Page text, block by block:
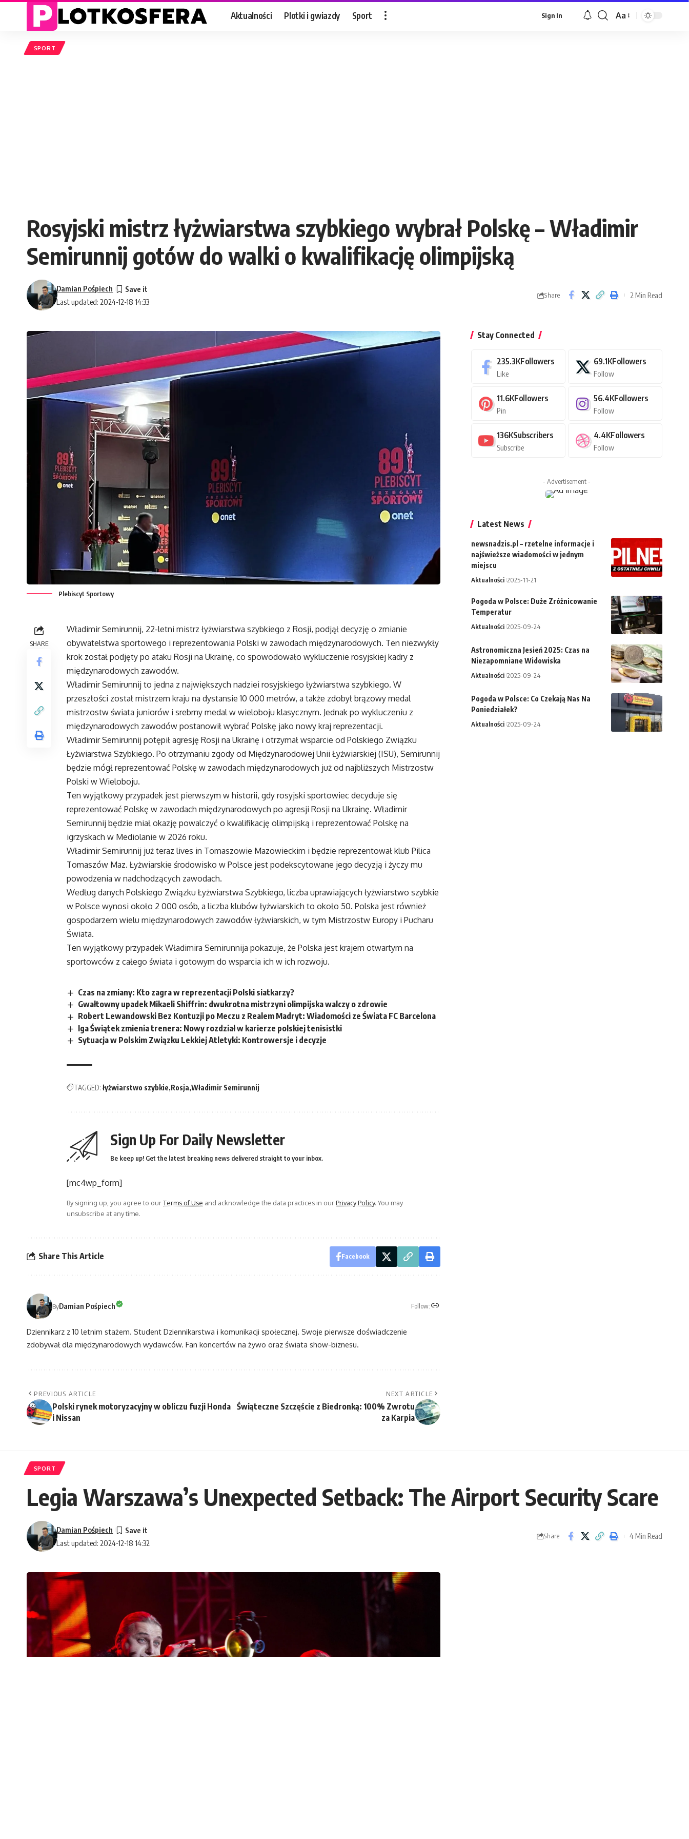
Aktualności Plotki i gwiazdy Sport Sign In
Font
Aa
SPORT
Rosyjski mistrz łyżwiarstwa szybkiego wybrał Polskę – Władimir
Semirunnij gotów do walki o kwalifikację olimpijską
Last updated: 2024-12-18 14:33
Damian Pośpiech
Share 2 Min Read
Plebiscyt Sportowy
SHARE
Władimir Semirunnij, 22-letni mistrz łyżwiarstwa szybkiego z Rosji, podjął decyzję o zmianie
obywatelstwa sportowego i reprezentowania Polski w zawodach międzynarodowych. Ten niezwykły
krok został podjęty po ataku Rosji na Ukrainę, co spowodowało wykluczenie rosyjskiej kadry z
międzynarodowych zawodów.
Władimir Semirunnij to jedna z największych nadziei rosyjskiego łyżwiarstwa szybkiego. W
przeszłości został mistrzem kraju na dystansie 10 000 metrów, a także zdobył brązowy medal
mistrzostw świata juniorów i srebrny medal w wieloboju klasycznym. Jednak po wykluczeniu z
międzynarodowych zawodów postanowił wybrać Polskę jako nowy kraj reprezentacji.
Władimir Semirunnij potępił agresję Rosji na Ukrainę i otrzymał wsparcie od Polskiego Związku
Łyżwiarstwa Szybkiego. Po otrzymaniu zgody od Międzynarodowej Unii Łyżwiarskiej (ISU), Semirunnij
będzie mógł reprezentować Polskę w zawodach międzynarodowych już od najbliższych Mistrzostw
Polski w Wieloboju.
Ten wyjątkowy przypadek jest pierwszym w historii, gdy rosyjski sportowiec decyduje się
reprezentować Polskę w zawodach międzynarodowych po agresji Rosji na Ukrainę. Władimir
Semirunnij będzie miał okazję powalczyć o kwalifikację olimpijską i reprezentować Polskę na
igrzyskach w Mediolanie w 2026 roku.
Władimir Semirunnij już teraz lives in Tomaszowie Mazowieckim i będzie reprezentował klub Pilica
Tomaszów Maz. Łyżwiarskie środowisko w Polsce jest podekscytowane jego decyzją i życzy mu
powodzenia w nadchodzących zawodach.
Według danych Polskiego Związku Łyżwiarstwa Szybkiego, liczba uprawiających łyżwiarstwo szybkie
w Polsce wynosi około 2 000 osób, a liczba klubów łyżwiarskich to około 50. Polska jest również
gospodarzem wielu międzynarodowych zawodów łyżwiarskich, w tym Mistrzostw Europy i Pucharu
Świata.
Ten wyjątkowy przypadek Władimira Semirunnija pokazuje, że Polska jest krajem otwartym na
sportowców z całego świata i gotowym do wsparcia ich w ich rozwoju.
Czas na zmiany: Kto zagra w reprezentacji Polski siatkarzy?
Gwałtowny upadek Mikaeli Shiffrin: dwukrotna mistrzyni olimpijska walczy o zdrowie
Robert Lewandowski Bez Kontuzji po Meczu z Realem Madryt: Wiadomości ze Świata FC Barcelona
Iga Świątek zmienia trenera: Nowy rozdział w karierze polskiej tenisistki
Sytuacja w Polskim Związku Lekkiej Atletyki: Kontrowersje i decyzje
TAGGED: łyżwiarstwo szybkie Rosja Władimir Semirunnij
Sign Up For Daily Newsletter
Be keep up! Get the latest breaking news delivered straight to your inbox.
[mc4wp_form]
By signing up, you agree to ourTerms of Use and acknowledge the data practices in ourPrivacy Policy. You may
unsubscribe at any time.
Share This Article Facebook
ByDamian Pośpiech Follow:
Dziennikarz z 10 letnim stażem. Student Dziennikarstwa i komunikacji społecznej. Swoje pierwsze doświadczenie
zdobywał dla międzynarodowych wydawców. Fan koncertów na żywo oraz świata show-biznesu.
PREVIOUS ARTICLE
Polski rynek motoryzacyjny w obliczu fuzji Honda
i Nissan
NEXT ARTICLE
Świąteczne Szczęście z Biedronką: 100% Zwrotu
za Karpia
Stay Connected
235.3KFollowers
Like
69.1KFollowers
Follow
11.6KFollowers
Pin
56.4KFollowers
Follow
136KSubscribers
Subscribe
4.4KFollowers
Follow
- Advertisement -
Latest News
newsnadzis.pl – rzetelne informacje i
najświeższe wiadomości w jednym
miejscu
Aktualności 2025-11-21
Pogoda w Polsce: Duże Zróżnicowanie
Temperatur
Aktualności 2025-09-24
Astronomiczna Jesień 2025: Czas na
Niezapomniane Widowiska
Aktualności 2025-09-24
Pogoda w Polsce: Co Czekają Nas Na
Poniedziałek?
Aktualności 2025-09-24
SPORT
Legia Warszawa’s Unexpected Setback: The Airport Security Scare
Last updated: 2024-12-18 14:32
Damian Pośpiech
Share 4 Min Read